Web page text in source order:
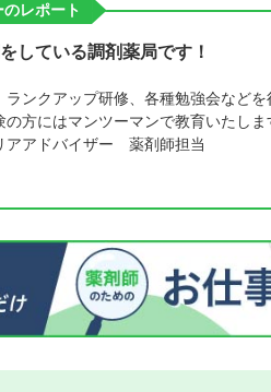
レポート
している調剤薬局です！
ランクアップ研修、各種勉強会など
の方にはマンツーマンで教育いたしま
アアドバイザー 薬剤師担当